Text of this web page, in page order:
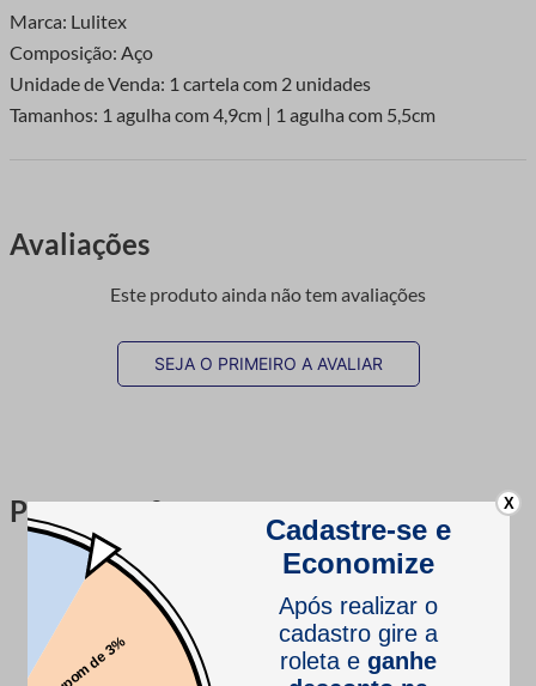
Marca: Lulitex
Composição: Aço
Unidade de Venda: 1 cartela com 2 unidades
Tamanhos: 1 agulha com 4,9cm | 1 agulha com 5,5cm
Avaliações
Este produto ainda não tem avaliações
SEJA O PRIMEIRO A AVALIAR
Perguntas & respostas
Este produto ainda não tem perguntas
SEJA O PRIMEIRO A PERGUNTAR
X